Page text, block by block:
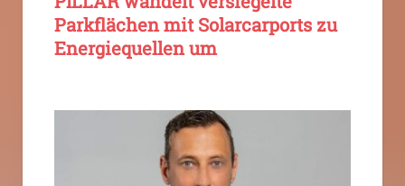
Parkflächen mit Solarcarports zu
Energiequellen um